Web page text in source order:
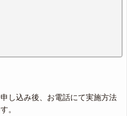
し込み後、お電話にて実施方法
。